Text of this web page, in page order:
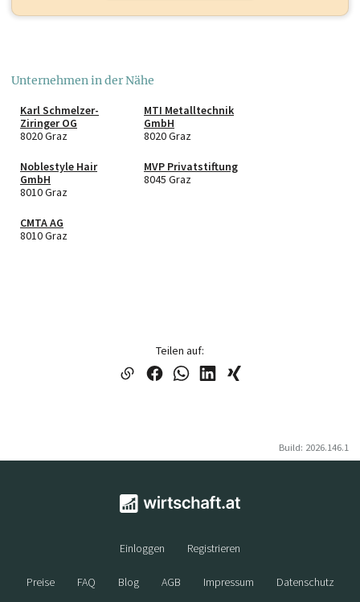
Unternehmen in der Nähe
Karl Schmelzer-
Ziringer OG
8020 Graz
MTI Metalltechnik
GmbH
8020 Graz
Noblestyle Hair
GmbH
8010 Graz
MVP Privatstiftung
8045 Graz
CMTA AG
8010 Graz
Teilen auf:
Build: 2026.146.1
Einloggen Registrieren
Preise FAQ Blog AGB Impressum Datenschutz